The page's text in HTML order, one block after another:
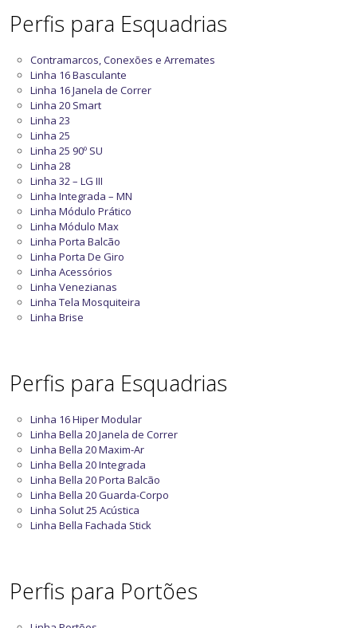
Perfis para Esquadrias
Contramarcos, Conexões e Arremates
Linha 16 Basculante
Linha 16 Janela de Correr
Linha 20 Smart
Linha 23
Linha 25
Linha 25 90º SU
Linha 28
Linha 32 – LG III
Linha Integrada – MN
Linha Módulo Prático
Linha Módulo Max
Linha Porta Balcão
Linha Porta De Giro
Linha Acessórios
Linha Venezianas
Linha Tela Mosquiteira
Linha Brise
Perfis para Esquadrias
Linha 16 Hiper Modular
Linha Bella 20 Janela de Correr
Linha Bella 20 Maxim-Ar
Linha Bella 20 Integrada
Linha Bella 20 Porta Balcão
Linha Bella 20 Guarda-Corpo
Linha Solut 25 Acústica
Linha Bella Fachada Stick
Perfis para Portões